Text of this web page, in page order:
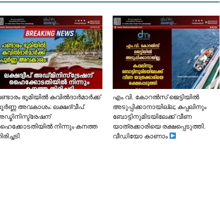
ഭൂമിയിൽ കവിൽദാർമാർക്ക്
അവകാശം: ലക്ഷദ്വീപ്
നിന്നും കനത്ത
​എം.വി. കോറൽസ് ജെട്ടിയിൽ
അടുപ്പിക്കാനായില്ല; കപ്പലിനും
ബോട്ടിനുമിടയിലേക്ക് വീണ
യാത്രക്കാരിയെ രക്ഷപ്പെടുത്തി.
വീഡിയോ കാണാം